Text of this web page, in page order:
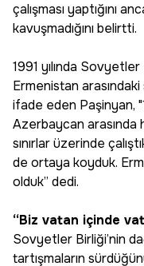
çalışması yaptığını
kavuşmadığını belirtti.
1991 yılında
Ermenistan arasındaki
ifade eden Paşinyan,
Azerbaycan arasında
sınırlar üzerinde
de ortaya koyduk.
olduk” dedi.
“Biz vatan içinde
Sovyetler Birliği’nin
tartışmaların